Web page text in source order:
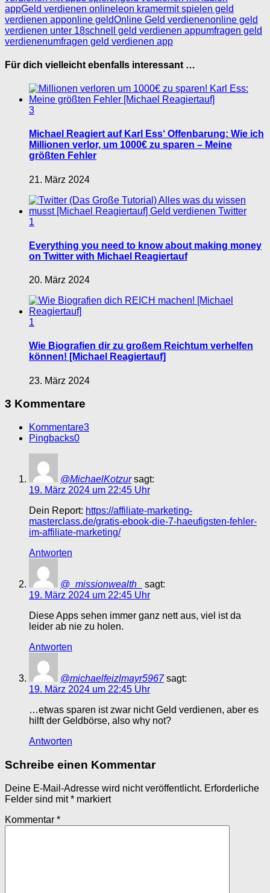
appGeld verdienen online leon kramermit spielen geld
verdienen apponline geldOnline Geld verdienenonline geld
verdienen unter 18schnell geld verdienen appumfragen geld
verdienenumfragen geld verdienen app
Für dich vielleicht ebenfalls interessant …
3
Michael Reagiert auf Karl Ess‘ Offenbarung: Wie ich
Millionen verlor, um 1000€ zu sparen – Meine
größten Fehler
21. März 2024
1
Everything you need to know about making money
on Twitter with Michael Reagiertauf
20. März 2024
1
Wie Biografien dir zu großem Reichtum verhelfen
können! [Michael Reagiertauf]
23. März 2024
3 Kommentare
Kommentare3
Pingbacks0
@MichaelKotzur sagt:
19. März 2024 um 22:45 Uhr
Dein Report: https://affiliate-marketing-
masterclass.de/gratis-ebook-die-7-haeufigsten-fehler-
im-affiliate-marketing/
Antworten
@_missionwealth_
sagt:
19. März 2024 um 22:45 Uhr
Diese Apps sehen immer ganz nett aus, viel ist da
leider ab nie zu holen.
Antworten
@michaelfeizlmayr5967 sagt:
19. März 2024 um 22:45 Uhr
…etwas sparen ist zwar nicht Geld verdienen, aber es
hilft der Geldbörse, also why not?
Antworten
Schreibe einen Kommentar
Deine E-Mail-Adresse wird nicht veröffentlicht. Erforderliche
Felder sind mit* markiert
Kommentar *